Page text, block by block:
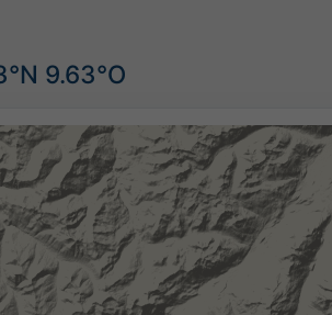
9.63°O